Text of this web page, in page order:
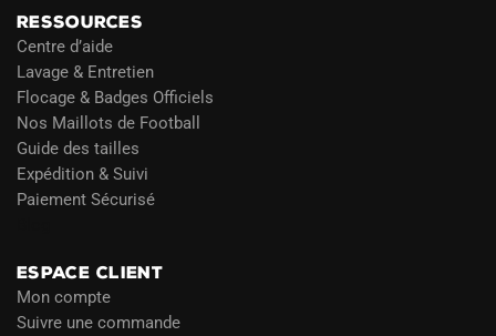
RESSOURCES
Centre d’aide
Lavage & Entretien
Flocage & Badges Officiels
Nos Maillots de Football
Guide des tailles
Expédition & Suivi
Paiement Sécurisé
ESPACE CLIENT
Mon compte
Suivre une commande